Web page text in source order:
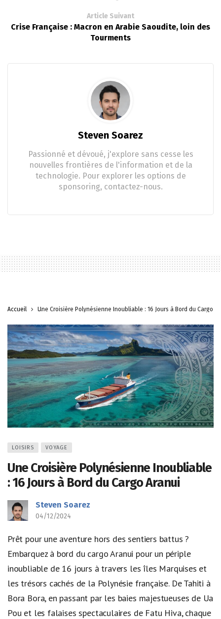
Article Suivant
Crise Française : Macron en Arabie Saoudite, loin des
Tourments
Steven Soarez
Passionné et dévoué, j'explore sans cesse les
nouvelles frontières de l'information et de la
technologie. Pour explorer les options de
sponsoring, contactez-nous.
Accueil Une Croisière Polynésienne Inoubliable : 16 Jours à Bord du Cargo
LOISIRS VOYAGE
Une Croisière Polynésienne Inoubliable
: 16 Jours à Bord du Cargo Aranui
Steven Soarez
04/12/2024
Prêt pour une aventure hors des sentiers battus ?
Embarquez à bord du cargo Aranui pour un périple
inoubliable de 16 jours à travers les îles Marquises et
les trésors cachés de la Polynésie française. De Tahiti à
Bora Bora, en passant par les baies majestueuses de Ua
Pou et les falaises spectaculaires de Fatu Hiva, chaque